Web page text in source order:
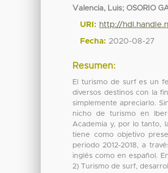
Valencia, Luis; OSORIO
URI: http://
Fecha: 2020-08-27
Resumen:
El turismo de surf es un
diversos destinos con la
simplemente apreciarlo.
nicho de turismo en
Academia y, por lo tanto,
tiene como objetivo
periodo 2012-2018, a
inglés como en español.
2) Turismo de surf,